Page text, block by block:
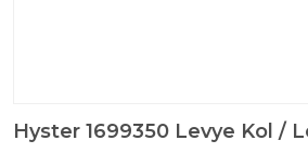
Hyster 1699350 Levye Kol /